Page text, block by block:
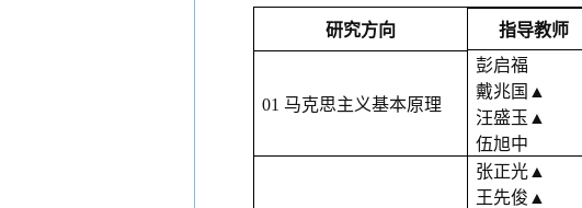
研究方向 指导教师
01 马克思主义基本原理
彭启福
戴兆国 ▲
汪盛玉 ▲
伍旭中
张正光 ▲
王先俊 ▲